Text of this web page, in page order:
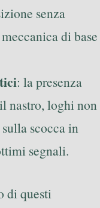
senza
di base
: la presenza
nastro, loghi non
scocca in
segnali.
di questi